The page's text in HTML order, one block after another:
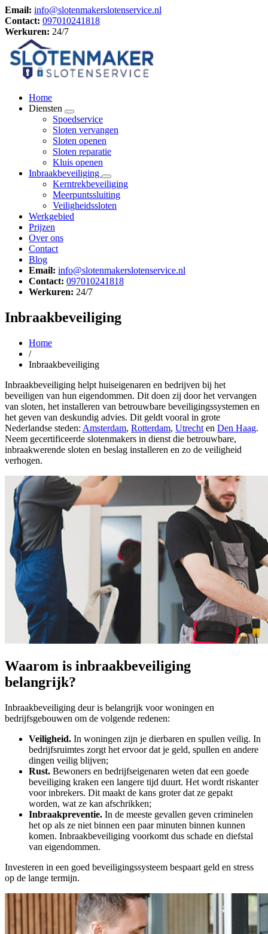
Email: info@slotenmakerslotenservice.nl
Contact: 097010241818
Werkuren: 24/7
Home
Diensten
Spoedservice
Sloten vervangen
Sloten openen
Sloten reparatie
Kluis openen
Inbraakbeveiliging
Kerntrekbeveiliging
Meerpuntssluiting
Veiligheidssloten
Werkgebied
Prijzen
Over ons
Contact
Blog
Email: info@slotenmakerslotenservice.nl
Contact: 097010241818
Werkuren: 24/7
Inbraakbeveiliging
Home
/
Inbraakbeveiliging
Inbraakbeveiliging helpt huiseigenaren en bedrijven bij het
beveiligen van hun eigendommen. Dit doen zij door het vervangen
van sloten, het installeren van betrouwbare beveiligingssystemen en
het geven van deskundig advies. Dit geldt vooral in grote
Nederlandse steden: Amsterdam, Rotterdam, Utrecht en Den Haag.
Neem gecertificeerde slotenmakers in dienst die betrouwbare,
inbraakwerende sloten en beslag installeren en zo de veiligheid
verhogen.
Waarom is inbraakbeveiliging
belangrijk?
Inbraakbeveiliging deur is belangrijk voor woningen en
bedrijfsgebouwen om de volgende redenen:
Veiligheid. In woningen zijn je dierbaren en spullen veilig. In
bedrijfsruimtes zorgt het ervoor dat je geld, spullen en andere
dingen veilig blijven;
Rust. Bewoners en bedrijfseigenaren weten dat een goede
beveiliging kraken een langere tijd duurt. Het wordt riskanter
voor inbrekers. Dit maakt de kans groter dat ze gepakt
worden, wat ze kan afschrikken;
Inbraakpreventie. In de meeste gevallen geven criminelen
het op als ze niet binnen een paar minuten binnen kunnen
komen. Inbraakbeveiliging voorkomt dus schade en diefstal
van eigendommen.
Investeren in een goed beveiligingssysteem bespaart geld en stress
op de lange termijn.